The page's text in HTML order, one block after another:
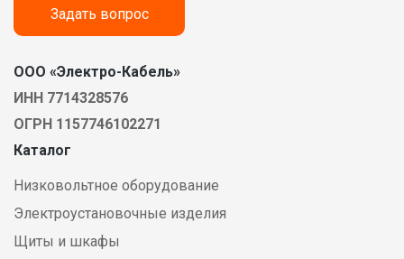
Задать вопрос
ООО «Электро-Кабель»
ИНН 7714328576
ОГРН 1157746102271
Каталог
Низковольтное оборудование
Электроустановочные изделия
Щиты и шкафы